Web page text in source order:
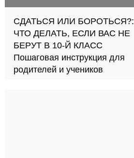
СДАТЬСЯ ИЛИ БОРОТЬСЯ?:
ЧТО ДЕЛАТЬ, ЕСЛИ ВАС НЕ
БЕРУТ В 10-Й КЛАСС
Пошаговая инструкция для
родителей и учеников